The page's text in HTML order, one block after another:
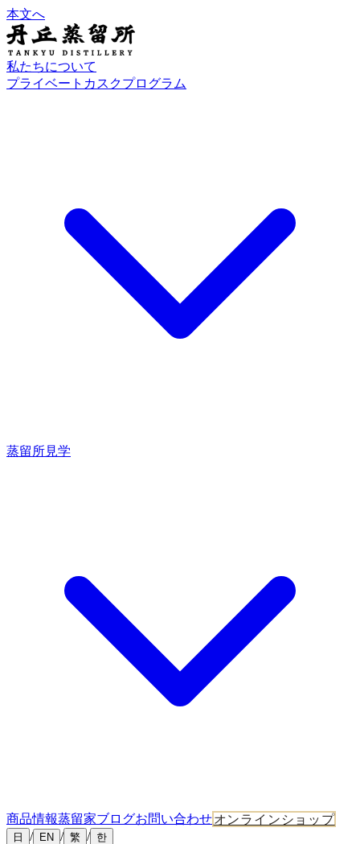
本文へ
私たちについて
プライベートカスクプログラム
蒸留所見学
商品情報蒸留家ブログお問い合わせオンラインショップ
日 / EN / 繁 / 한